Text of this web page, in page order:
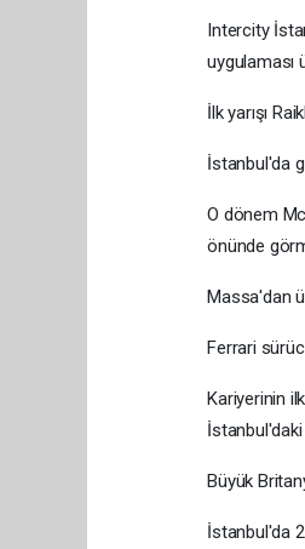
Intercity
uygulaması
İlk yarışı
İstanbul'da
O dönem
önünde
Massa'dan
Ferrari
Kariyerinin
İstanbul'daki
Büyük
İstanbul'da